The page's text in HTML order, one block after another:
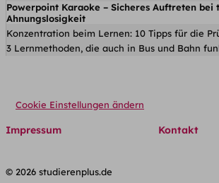
Powerpoint Karaoke – Sicheres Auftreten bei
Ahnungslosigkeit
Konzentration beim Lernen: 10 Tipps für die
3 Lernmethoden, die auch in Bus und Bahn
Cookie Einstellungen ändern
Impressum Kontakt
© 2026 studierenplus.de